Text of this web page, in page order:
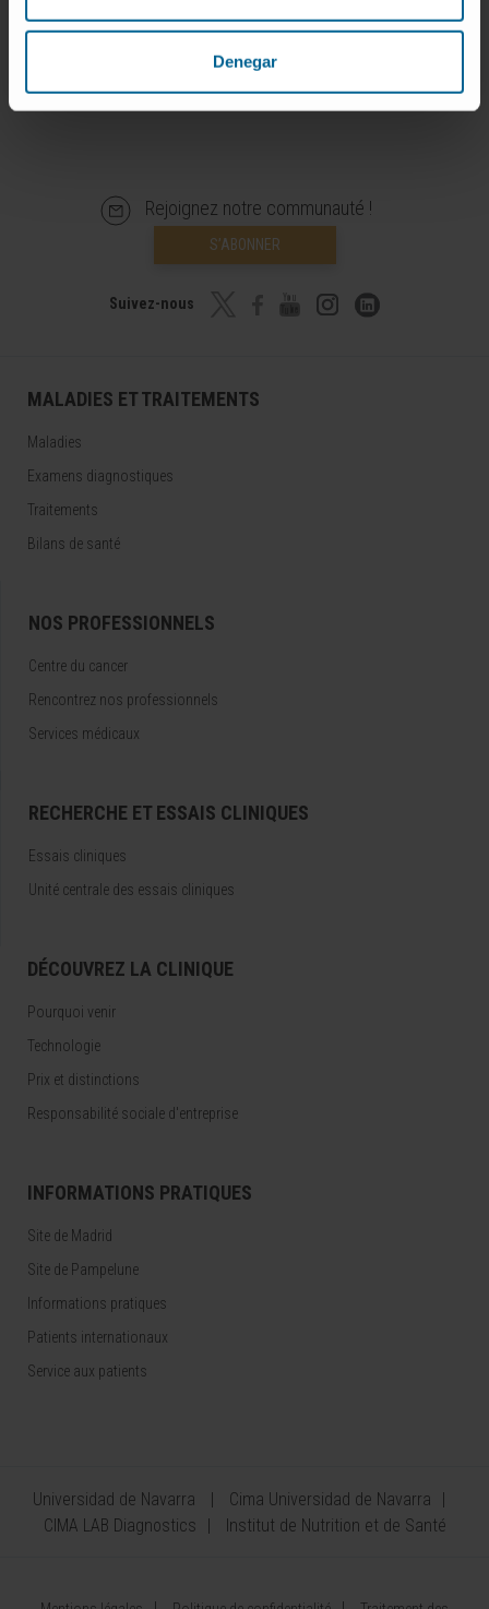
Denegar
Rejoignez notre communauté !
S’ABONNER
Suivez-nous
MALADIES ET TRAITEMENTS
Maladies
Examens diagnostiques
Traitements
Bilans de santé
NOS PROFESSIONNELS
Centre du cancer
Rencontrez nos professionnels
Services médicaux
RECHERCHE ET ESSAIS CLINIQUES
Essais cliniques
Unité centrale des essais cliniques
DÉCOUVREZ LA CLINIQUE
Pourquoi venir
Technologie
Prix et distinctions
Responsabilité sociale d'entreprise
INFORMATIONS PRATIQUES
Site de Madrid
Site de Pampelune
Informations pratiques
Patients internationaux
Service aux patients
Universidad de Navarra
Cima Universidad de Navarra
CIMA LAB Diagnostics
Institut de Nutrition et de Santé